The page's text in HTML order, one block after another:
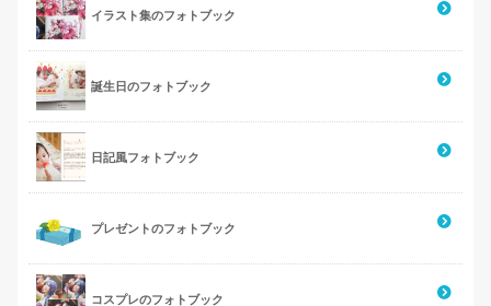
イラスト集のフォトブック
誕生日のフォトブック
日記風フォトブック
プレゼントのフォトブック
コスプレのフォトブック